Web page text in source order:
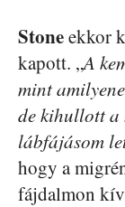
Stoneekkor
kapott. „A
mint
de kihullott a
lábfájásom
hogy a
fájdalmon